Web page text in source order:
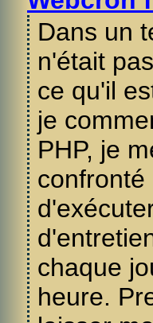
Dans un
n'était
ce qu'il
je
PHP, je
chaque
heure.